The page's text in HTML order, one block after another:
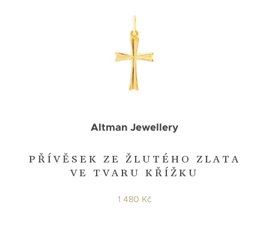
PŘÍVĚSEK ZE ŽLUTÉHO ZLATA
VE TVARU KŘÍŽKU
Altman Jewellery
1 480 Kč